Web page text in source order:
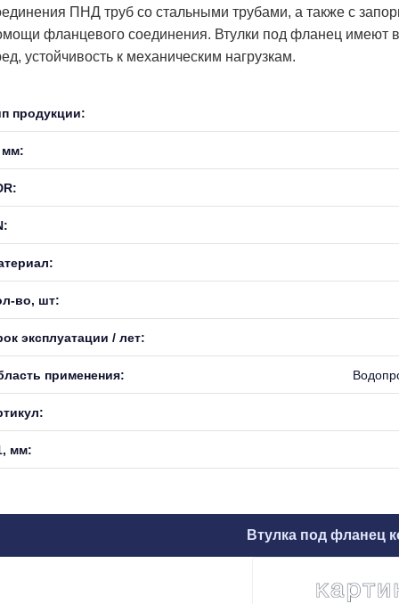
ПНД труб со стальными трубами, а также с
фланцевого соединения. Втулки под фланец имеют
устойчивость к механическим нагрузкам.
продукции:
мм:
во, шт:
эксплуатации / лет:
применения:
мм:
Втулка под фланец